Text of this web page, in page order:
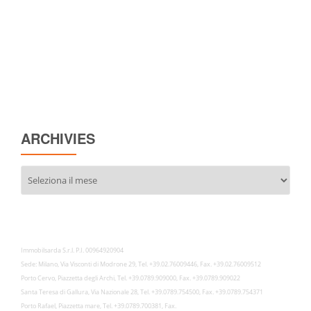
ARCHIVIES
Immobilsarda S.r.l. P.I. 00964920904
Sede: Milano, Via Visconti di Modrone 29, Tel. +39.02.76009446, Fax. +39.02.76009512
Porto Cervo, Piazzetta degli Archi, Tel. +39.0789.909000, Fax. +39.0789.909022
Santa Teresa di Gallura, Via Nazionale 28, Tel. +39.0789.754500, Fax. +39.0789.754371
Porto Rafael, Piazzetta mare, Tel. +39.0789.700381, Fax.